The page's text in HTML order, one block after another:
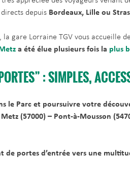
depuis Bordeaux, Lille ou
, la gare Lorraine TGV vous accueille
a été élue plusieurs fois la plus
: SIMPLES,
le Parc et poursuivre votre
(57000) – Pont-à-Mousson
de portes d’entrée vers une